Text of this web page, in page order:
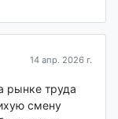
14 апр. 2026 г.
рынке труда
смену